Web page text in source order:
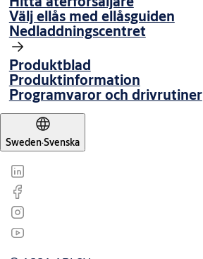
Välj ellås med ellåsguiden
Nedladdningscentret
Produktblad
Produktinformation
Programvaror och drivrutiner
Sweden·Svenska